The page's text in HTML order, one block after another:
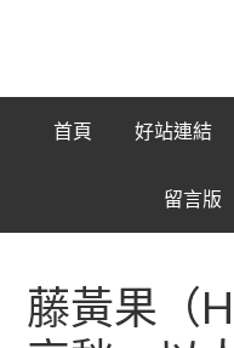
首頁 好站連結
留言版
藤黃果（